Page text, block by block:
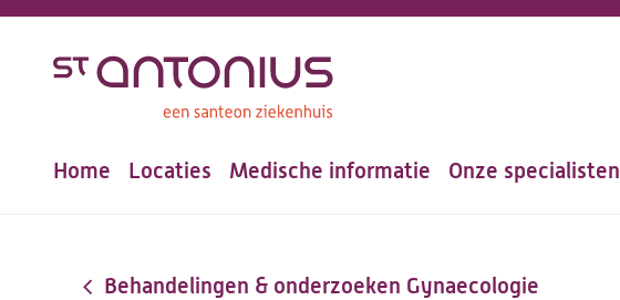
inhoud
Hoofdnavigatie
Home Locaties Medische informatie Onze specialisten
Behandelingen & onderzoeken Gynaecologie